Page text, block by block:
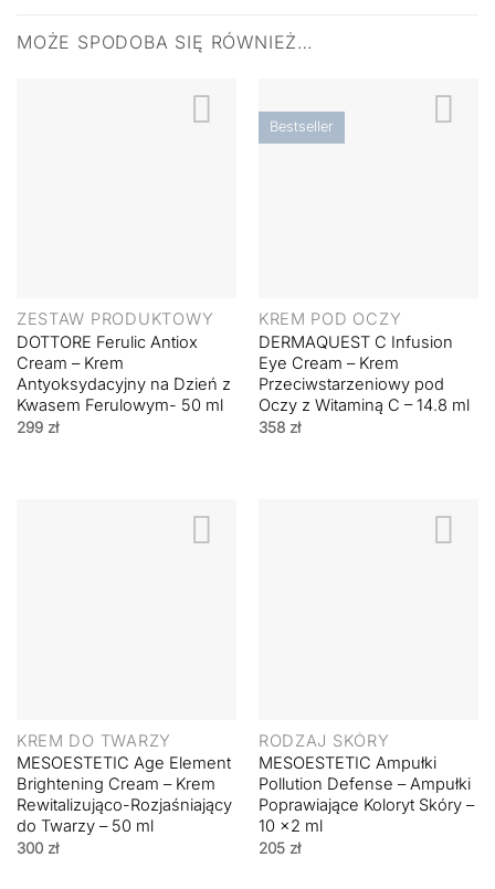
MOŻE SPODOBA SIĘ RÓWNIEŻ…
ZESTAW PRODUKTOWY
DOTTORE Ferulic Antiox
Cream – Krem
Antyoksydacyjny na Dzień z
Kwasem Ferulowym- 50 ml
299 zł
Bestseller
KREM POD OCZY
DERMAQUEST C Infusion
Eye Cream – Krem
Przeciwstarzeniowy pod
Oczy z Witaminą C – 14.8 ml
358 zł
KREM DO TWARZY
MESOESTETIC Age Element
Brightening Cream – Krem
Rewitalizująco-Rozjaśniający
do Twarzy – 50 ml
300 zł
RODZAJ SKÓRY
MESOESTETIC Ampułki
Pollution Defense – Ampułki
Poprawiające Koloryt Skóry –
10 x2 ml
205 zł